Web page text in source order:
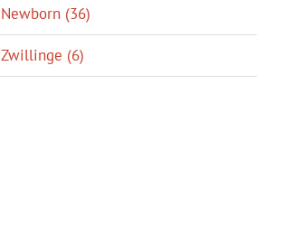
Newborn (36)
Zwillinge (6)